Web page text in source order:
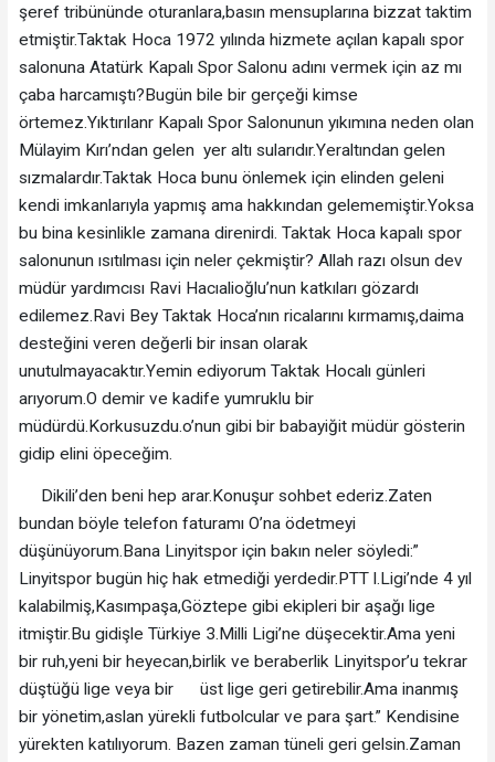
şeref tribününde oturanlara,basın mensuplarına bizzat taktim
etmiştir.Taktak Hoca 1972 yılında hizmete açılan kapalı spor
salonuna Atatürk Kapalı Spor Salonu adını vermek için az mı
çaba harcamıştı?Bugün bile bir gerçeği kimse
örtemez.Yıktırılanr Kapalı Spor Salonunun yıkımına neden olan
Mülayim Kırı’ndan gelen yer altı sularıdır.Yeraltından gelen
sızmalardır.Taktak Hoca bunu önlemek için elinden geleni
kendi imkanlarıyla yapmış ama hakkından gelememiştir.Yoksa
bu bina kesinlikle zamana direnirdi. Taktak Hoca kapalı spor
salonunun ısıtılması için neler çekmiştir? Allah razı olsun dev
müdür yardımcısı Ravi Hacıalioğlu’nun katkıları gözardı
edilemez.Ravi Bey Taktak Hoca’nın ricalarını kırmamış,daima
desteğini veren değerli bir insan olarak
unutulmayacaktır.Yemin ediyorum Taktak Hocalı günleri
arıyorum.O demir ve kadife yumruklu bir
müdürdü.Korkusuzdu.o’nun gibi bir babayiğit müdür gösterin
gidip elini öpeceğim.
Dikili’den beni hep arar.Konuşur sohbet ederiz.Zaten
bundan böyle telefon faturamı O’na ödetmeyi
düşünüyorum.Bana Linyitspor için bakın neler söyledi:”
Linyitspor bugün hiç hak etmediği yerdedir.PTT l.Ligi’nde 4 yıl
kalabilmiş,Kasımpaşa,Göztepe gibi ekipleri bir aşağı lige
itmiştir.Bu gidişle Türkiye 3.Milli Ligi’ne düşecektir.Ama yeni
bir ruh,yeni bir heyecan,birlik ve beraberlik Linyitspor’u tekrar
düştüğü lige veya bir üst lige geri getirebilir.Ama inanmış
bir yönetim,aslan yürekli futbolcular ve para şart.” Kendisine
yürekten katılıyorum. Bazen zaman tüneli geri gelsin.Zaman